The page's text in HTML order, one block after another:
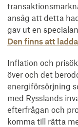
ansåg att detta
gav ut en
Den finns att
Inflation och
över och det
energiförsörjning
med Rysslands
efterfrågan och
komma till rätta